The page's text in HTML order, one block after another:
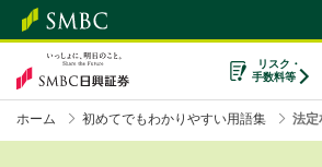
リスク・
手数料等
ホーム 初めてでもわかりやすい用語集 法定